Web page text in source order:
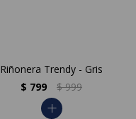
Riñonera Trendy - Gris
$ 799 $ 999
add